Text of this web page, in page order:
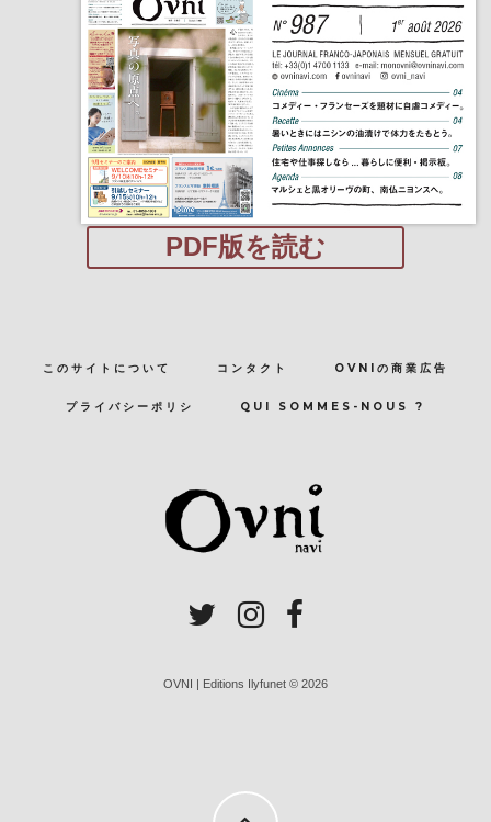
PDF版を読む
このサイトについて コンタクト OVNIの商業広告
プライバシーポリシ QUI SOMMES-NOUS ?
OVNI | Editions Ilyfunet © 2026